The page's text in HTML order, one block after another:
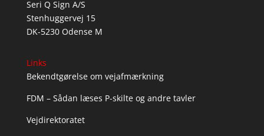
Seri Q Sign A/S
Stenhuggervej 15
DK-5230 Odense M
Links
Bekendtgørelse om vejafmærkning
FDM – Sådan læses P-skilte og andre tavler
Vejdirektoratet